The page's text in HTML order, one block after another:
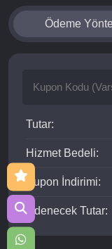
Ödeme
Tutar:
Hizmet Bedeli:
Kupon İndirimi:
Ödenecek Tutar: